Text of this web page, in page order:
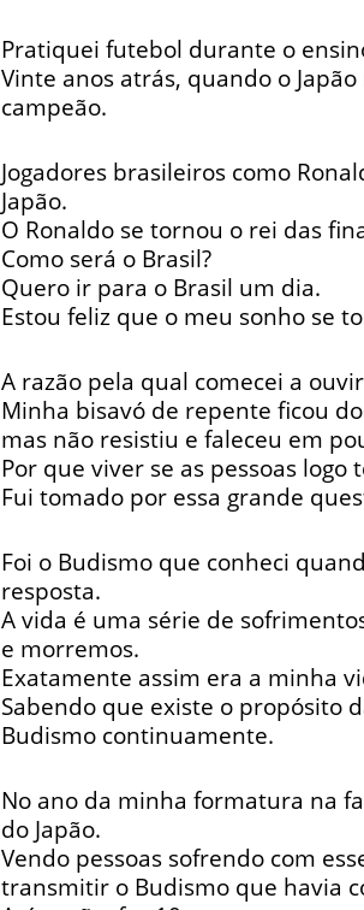
Pratiquei futebol durante o
Vinte anos atrás, quando o
campeão.
Jogadores brasileiros como
Japão.
O Ronaldo se tornou o rei das
Como será o Brasil?
Quero ir para o Brasil um dia.
Estou feliz que o meu sonho se
A razão pela qual comecei a
Minha bisavó de repente ficou
mas não resistiu e faleceu em
Por que viver se as pessoas logo
Fui tomado por essa grande
Foi o Budismo que conheci
resposta.
A vida é uma série de
e morremos.
Exatamente assim era a minha
Sabendo que existe o propósito
Budismo continuamente.
No ano da minha formatura na
do Japão.
Vendo pessoas sofrendo com
transmitir o Budismo que havia